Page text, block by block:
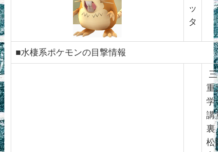
ッ
タ
■水棲系ポケモンの目撃情報
三
重
学
講
裏
松